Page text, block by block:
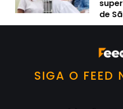
de
SIGA O FEED